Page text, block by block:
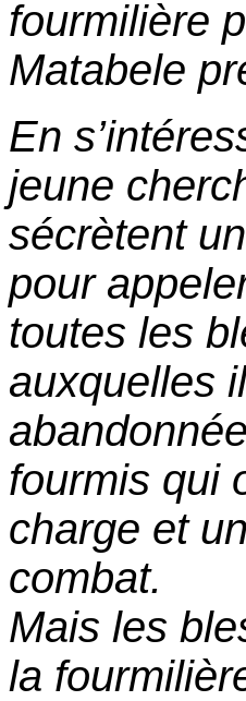
fourmilière
Matabele
En
jeune
sécrètent
pour
toutes les
auxquelles
fourmis qui
charge et
combat.
Mais les
la